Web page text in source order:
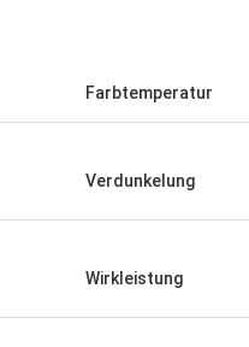
Farbtemperatur
Verdunkelung
Wirkleistung